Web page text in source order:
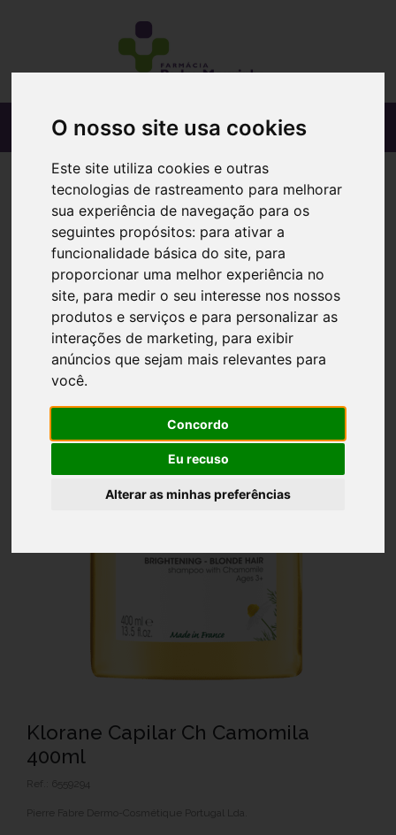
O nosso site usa cookies
Este site utiliza cookies e outras
tecnologias de rastreamento para melhorar
sua experiência de navegação para os
seguintes propósitos: para ativar a
funcionalidade básica do site, para
proporcionar uma melhor experiência no
site, para medir o seu interesse nos nossos
produtos e serviços e para personalizar as
interações de marketing, para exibir
anúncios que sejam mais relevantes para
você.
Concordo
Eu recuso
Alterar as minhas preferências
Klorane Capilar Ch Camomila
400ml
Ref.: 6559294
Pierre Fabre Dermo-Cosmétique Portugal Lda.